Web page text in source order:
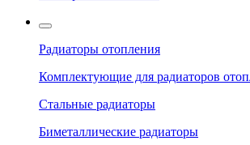
Радиаторы отопления
Комплектующие для радиаторов
Стальные радиаторы
Биметаллические радиаторы